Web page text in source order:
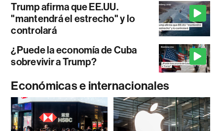
Trump afirma que EE.UU.
"mantendrá el estrecho" y lo
controlará
¿Puede la economía de Cuba
sobrevivir a Trump?
Económicas e internacionales